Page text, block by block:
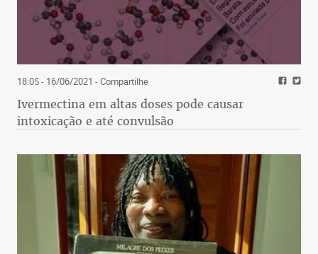
18:05 - 16/06/2021 - Compartilhe
Ivermectina em altas doses pode causar
intoxicação e até convulsão